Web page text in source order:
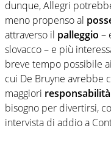
dunque, Allegri
meno propenso al
attraverso il palleggio –
slovacco – e più
breve tempo possibile
cui De Bruyne avrebbe
maggiori responsabilità
bisogno per divertirsi,
intervista di addio a